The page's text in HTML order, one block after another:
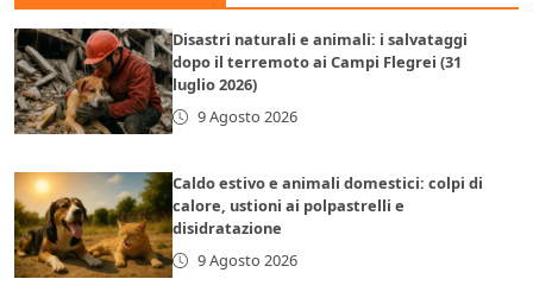
Disastri naturali e animali: i salvataggi
dopo il terremoto ai Campi Flegrei (31
luglio 2026)
9 Agosto 2026
Caldo estivo e animali domestici: colpi di
calore, ustioni ai polpastrelli e
disidratazione
9 Agosto 2026